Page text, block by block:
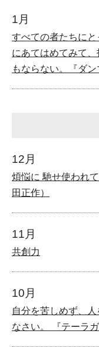
1月
すべての者たちに
にあてはめてみて
もならない。『ダン
12月
煩悩に 馳せ使われ
田正作）
11月
共創力
10月
自分を苦しめず、
なさい。 『テーラ